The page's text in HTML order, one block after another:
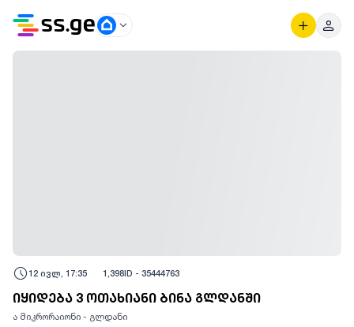
12 ივლ, 17:35 1,398ID - 35444763
იყიდება 3 ოთახიანი ბინა გლდანში
ა მიკრორაიონი - გლდანი